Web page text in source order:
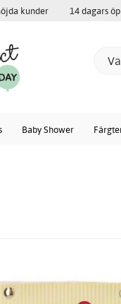
kunder 14 dagars
Baby Shower